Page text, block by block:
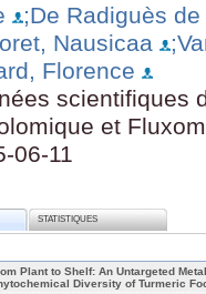
;De Radiguès
Nausicaa
Florence
scientifiques
et
06-11
STATISTIQUES
Plant to Shelf: An Untargeted
Diversity of Turmeric